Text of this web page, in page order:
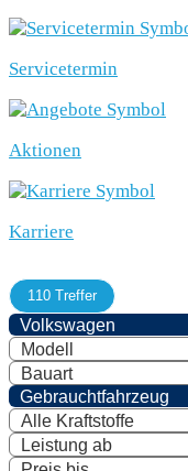
Servicetermin
Aktionen
Karriere
110 Treffer